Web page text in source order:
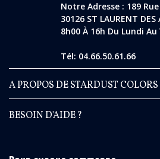
Notre Adresse : 189
30126 ST LAURENT DES
8h00 À 16h Du Lundi
Tél: 04.66.50.61.66
A PROPOS DE STARDUST COLORS
BESOIN D'AIDE ?